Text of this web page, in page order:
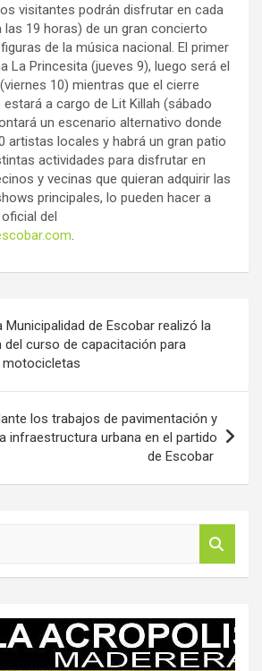
visitantes podrán disfrutar en cada
las 19 horas) de un gran concierto
de la música nacional. El primer
La Princesita (jueves 9), luego será el
10) mientras que el cierre
a cargo de Lit Killah (sábado
un escenario alternativo donde
artistas locales y habrá un gran patio
actividades para disfrutar en
y vecinas que quieran adquirir las
principales, lo pueden hacer a
del
.
Municipalidad de Escobar realizó la
del curso de capacitación para
los trabajos de pavimentación y
infraestructura urbana en el partido
de Escobar